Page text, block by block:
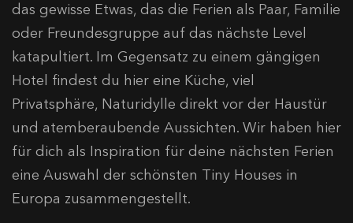
das gewisse Etwas, das die Ferien als Paar, Familie
oder Freundesgruppe auf das nächste Level
katapultiert. Im Gegensatz zu einem gängigen
Hotel findest du hier eine Küche, viel
Privatsphäre, Naturidylle direkt vor der Haustür
und atemberaubende Aussichten. Wir haben hier
für dich als Inspiration für deine nächsten Ferien
eine Auswahl der schönsten Tiny Houses in
Europa zusammengestellt.